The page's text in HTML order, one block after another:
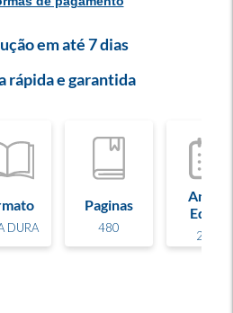
em até 7 dias
rápida e garantida
DURA
Paginas
480
Ano de
Edição
2024